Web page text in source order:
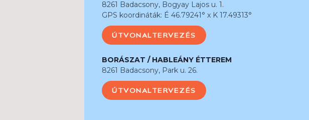
8261 Badacsony, Bogyay Lajos u. 1.
GPS koordináták: É 46.79241° x K 17.49313°
ÚTVONALTERVEZÉS
BORÁSZAT / HABLEÁNY ÉTTEREM
8261 Badacsony, Park u. 26.
ÚTVONALTERVEZÉS